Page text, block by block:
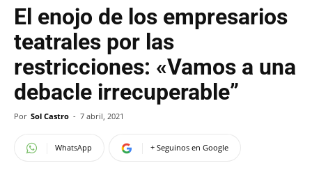
El enojo de los empresarios
teatrales por las
restricciones: «Vamos a una
debacle irrecuperable”
Por Sol Castro - 7 abril, 2021
WhatsApp + Seguinos en Google